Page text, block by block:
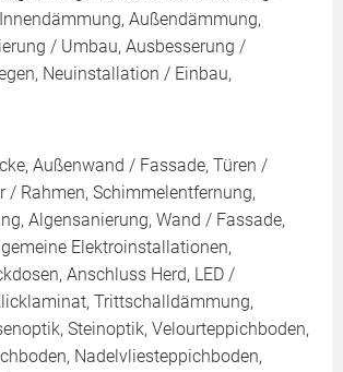
Außendämmung,
/ Umbau, Ausbesserung /
Neuinstallation / Einbau,
Außenwand / Fassade, Türen /
/ Rahmen, Schimmelentfernung,
Algensanierung, Wand / Fassade,
Elektroinstallationen,
Anschluss Herd, LED /
Trittschalldämmung,
Steinoptik, Velourteppichboden,
Nadelvliesteppichboden,